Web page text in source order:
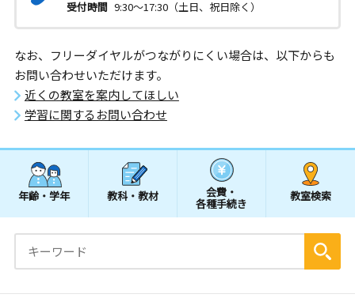
受付時間 9:30～17:30（土日、祝日除く）
なお、フリーダイヤルがつながりにくい場合は、以下からも
お問い合わせいただけます。
近くの教室を案内してほしい
学習に関するお問い合わせ
年齢・学年 教科・教材 会費・
各種手続き
教室検索